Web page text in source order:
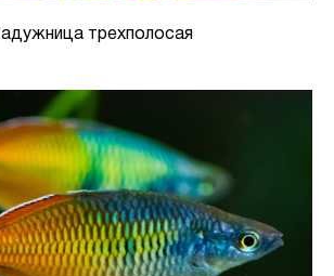
трехполосая